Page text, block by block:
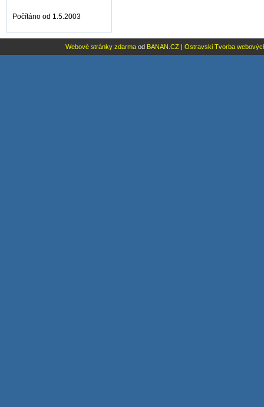
Počítáno od 1.5.2003
Webové stránky zdarma od BANAN.CZ | Ostravski Tvorba